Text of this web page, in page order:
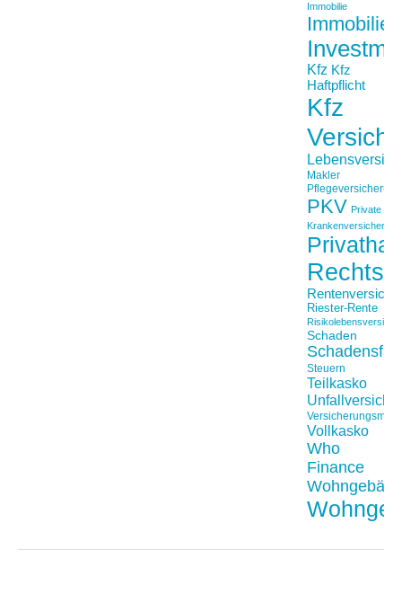
Immobilie
Kfz Kfz
Haftpflicht
Kfz
Makler
Pflegeversicherung
PKV Private
Krankenversicherung
Riester-Rente
Schaden
Steuern
Teilkasko
Vollkasko
Who
Finance